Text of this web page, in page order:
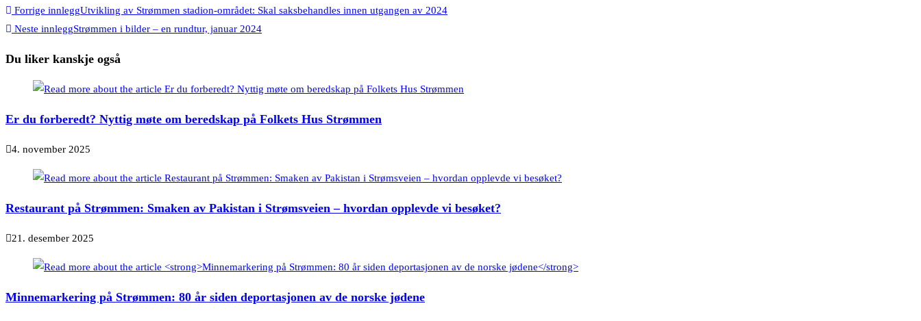
Forrige innleggUtvikling av Strømmen stadion-området: Skal saksbehandles innen utgangen av 2024
Neste innleggStrømmen i bilder – en rundtur, januar 2024
Du liker kanskje også
Er du forberedt? Nyttig møte om beredskap på Folkets Hus Strømmen
4. november 2025
Restaurant på Strømmen: Smaken av Pakistan i Strømsveien – hvordan opplevde vi besøket?
21. desember 2025
Minnemarkering på Strømmen: 80 år siden deportasjonen av de norske jødene